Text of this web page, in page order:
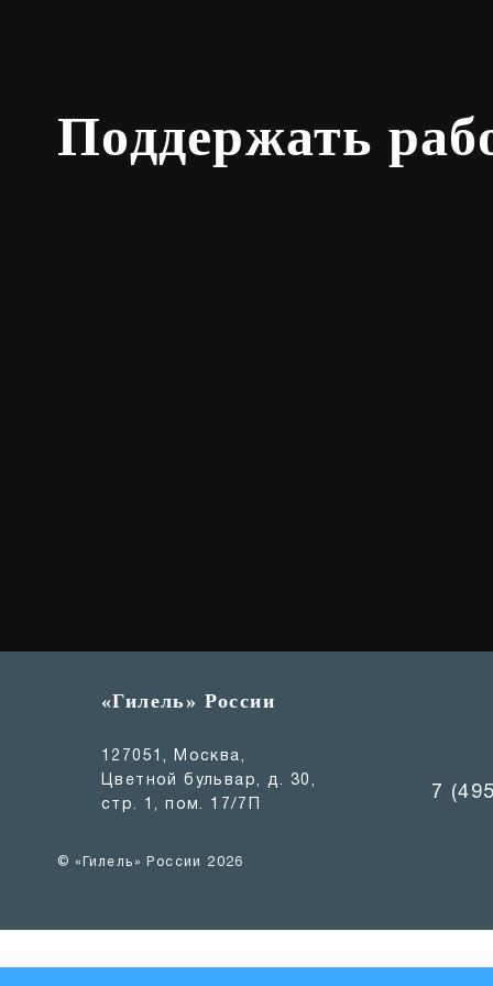
Поддержать
«Гилель» России
127051, Москва,
Цветной бульвар, д. 30,
стр. 1, пом. 17/7П
© «Гилель» России 2026
7